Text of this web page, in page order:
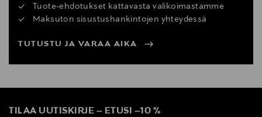
Tuote-ehdotukset kattavasta valikoimastamme
Maksuton sisustushankintojen yhteydessä
TUTUSTU JA VARAA AIKA
TILAA UUTISKIRJE – ETUSI –10 %